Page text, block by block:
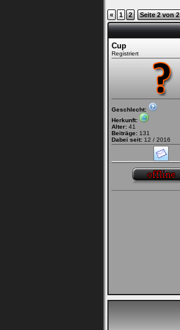
« 1 2 Seite 2 von 2
Cup
Registriert
Geschlecht:
Herkunft:
Alter: 41
Beiträge: 131
Dabei seit: 12 / 2016